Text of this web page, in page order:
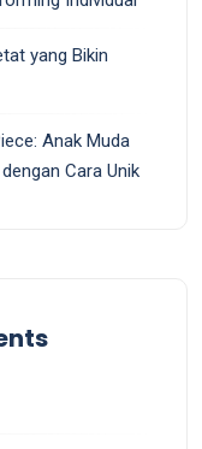
yang Bikin
Anak Muda
Cara Unik